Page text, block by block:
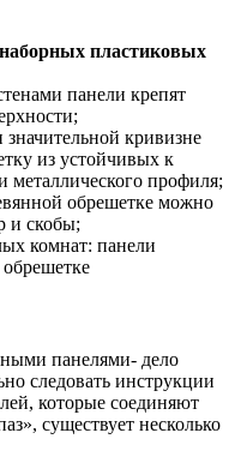
пластиковых
панели крепят
кривизне
из устойчивых к
профиля;
обрешетке можно
и скобы;
комнат: панели
панелями- дело
следовать инструкции
которые соединяют
существует несколько